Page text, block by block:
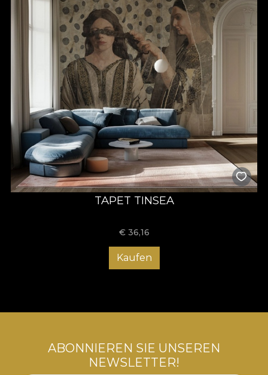
TAPET TINSEA
€ 36,16
Kaufen
ABONNIEREN SIE UNSEREN
NEWSLETTER!